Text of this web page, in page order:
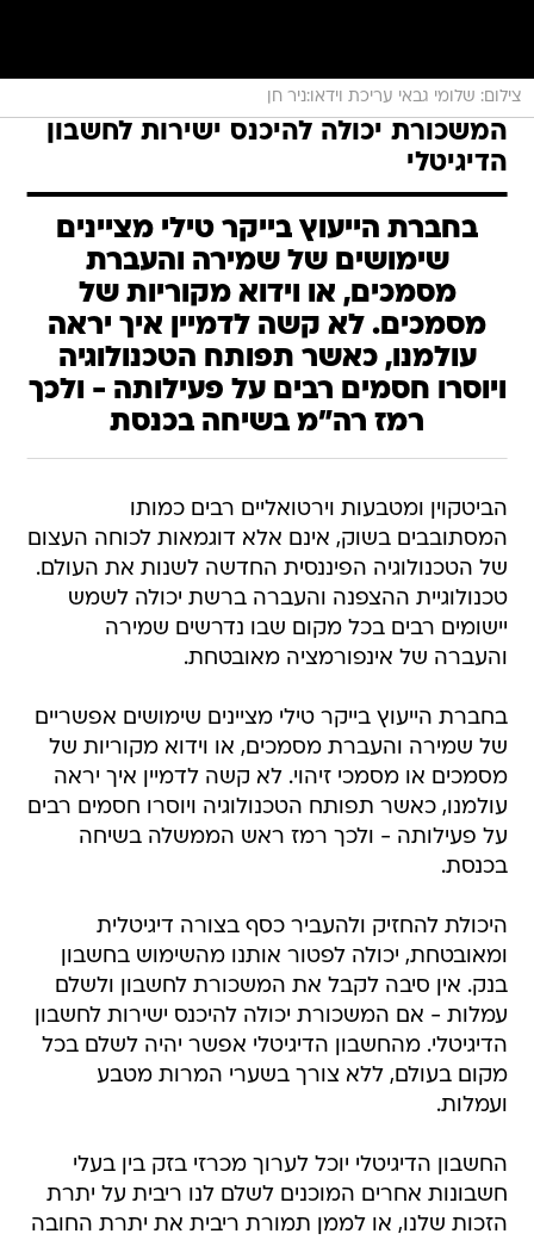
צילום: שלומי גבאי עריכת וידאו:ניר חן
המשכורת יכולה להיכנס ישירות לחשבון
הדיגיטלי
בחברת הייעוץ בייקר טילי מציינים
שימושים של שמירה והעברת
מסמכים, או וידוא מקוריות של
מסמכים. לא קשה לדמיין איך יראה
עולמנו, כאשר תפותח הטכנולוגיה
ויוסרו חסמים רבים על פעילותה - ולכך
רמז רה"מ בשיחה בכנסת
הביטקוין ומטבעות וירטואליים רבים כמותו
המסתובבים בשוק, אינם אלא דוגמאות לכוחה העצום
של הטכנולוגיה הפיננסית החדשה לשנות את העולם.
טכנולוגיית ההצפנה והעברה ברשת יכולה לשמש
יישומים רבים בכל מקום שבו נדרשים שמירה
והעברה של אינפורמציה מאובטחת.
בחברת הייעוץ בייקר טילי מציינים שימושים אפשריים
של שמירה והעברת מסמכים, או וידוא מקוריות של
מסמכים או מסמכי זיהוי. לא קשה לדמיין איך יראה
עולמנו, כאשר תפותח הטכנולוגיה ויוסרו חסמים רבים
על פעילותה - ולכך רמז ראש הממשלה בשיחה
בכנסת.
היכולת להחזיק ולהעביר כסף בצורה דיגיטלית
ומאובטחת, יכולה לפטור אותנו מהשימוש בחשבון
בנק. אין סיבה לקבל את המשכורת לחשבון ולשלם
עמלות - אם המשכורת יכולה להיכנס ישירות לחשבון
הדיגיטלי. מהחשבון הדיגיטלי אפשר יהיה לשלם בכל
מקום בעולם, ללא צורך בשערי המרות מטבע
ועמלות.
החשבון הדיגיטלי יוכל לערוך מכרזי בזק בין בעלי
חשבונות אחרים המוכנים לשלם לנו ריבית על יתרת
הזכות שלנו, או לממן תמורת ריבית את יתרת החובה